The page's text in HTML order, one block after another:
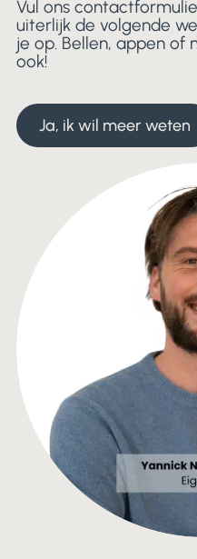
Vul ons
uiterlijk de volgende
je op. Bellen, appen of
ook!
Ja, ik wil meer weten